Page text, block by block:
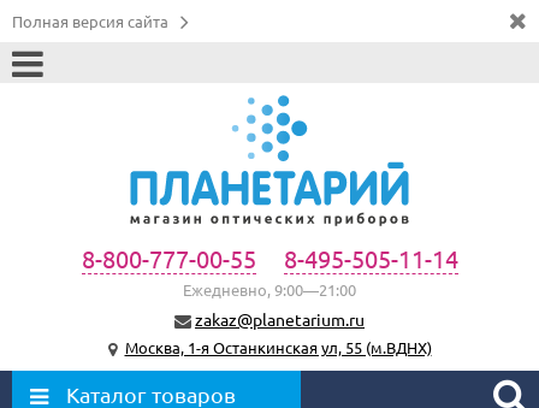
Полная версия сайта
8-800-777-00-55 8-495-505-11-14
Ежедневно, 9:00—21:00
zakaz@planetarium.ru
Москва, 1-я Останкинская ул, 55 (м.ВДНХ)
Каталог товаров